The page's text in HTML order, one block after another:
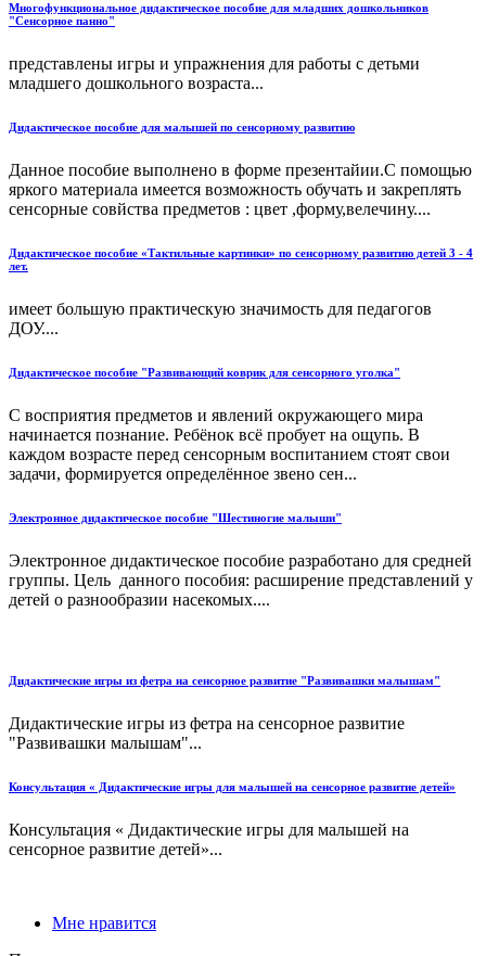
Многофункциональное дидактическое пособие для младших дошкольников
"Сенсорное панно"
представлены игры и упражнения для работы с детьми
младшего дошкольного возраста...
Дидактическое пособие для малышей по сенсорному развитию
Данное пособие выполнено в форме презентайии.С помощью
яркого материала имеется возможность обучать и закреплять
сенсорные совйства предметов : цвет ,форму,велечину....
Дидактическое пособие «Тактильные картинки» по сенсорному развитию детей 3 - 4
лет.
имеет большую практическую значимость для педагогов
ДОУ....
Дидактическое пособие "Развивающий коврик для сенсорного уголка"
С восприятия предметов и явлений окружающего мира
начинается познание. Ребёнок всё пробует на ощупь. В
каждом возрасте перед сенсорным воспитанием стоят свои
задачи, формируется определённое звено сен...
Электронное дидактическое пособие "Шестиногие малыши"
Электронное дидактическое пособие разработано для средней
группы. Цель данного пособия: расширение представлений у
детей о разнообразии насекомых....
Дидактические игры из фетра на сенсорное развитие "Развивашки малышам"
Дидактические игры из фетра на сенсорное развитие
"Развивашки малышам"...
Консультация « Дидактические игры для малышей на сенсорное развитие детей»
Консультация « Дидактические игры для малышей на
сенсорное развитие детей»...
Мне нравится